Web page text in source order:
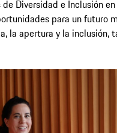
Diversidad e Inclusión
para un futuro
la apertura y la inclusión,